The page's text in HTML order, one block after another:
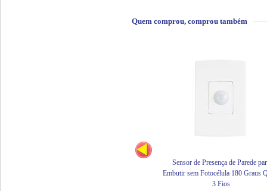
Quem comprou, comprou também
Sensor de Presença de Parede
Embutir sem Fotocélula 180 Graus
3 Fios